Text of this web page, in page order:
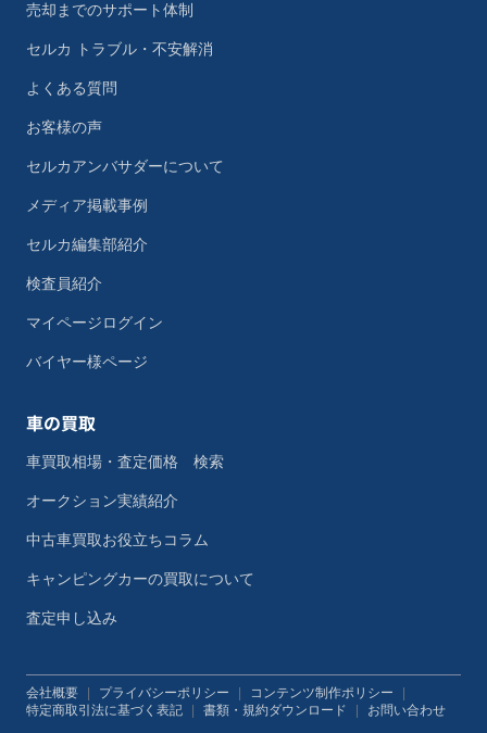
売却までのサポート体制
セルカ トラブル・不安解消
よくある質問
お客様の声
セルカアンバサダーについて
メディア掲載事例
セルカ編集部紹介
検査員紹介
マイページログイン
バイヤー様ページ
車の買取
車買取相場・査定価格 検索
オークション実績紹介
中古車買取お役立ちコラム
キャンピングカーの買取について
査定申し込み
会社概要 プライバシーポリシー コンテンツ制作ポリシー
特定商取引法に基づく表記
書類・規約ダウンロード お問い合わせ